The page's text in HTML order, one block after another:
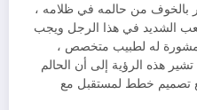
بالخوف من حالمه في ظلامه ،
الشديد في هذا الرجل ويجب
له لطبيب متخصص ،
هذه الرؤية إلى أن الحالم
تصميم خطط لمستقبل مع